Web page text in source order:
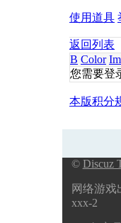
使用道具
返回列表
B Color
您需要登
本版积分
© Discuz
网络游戏
xxx-2